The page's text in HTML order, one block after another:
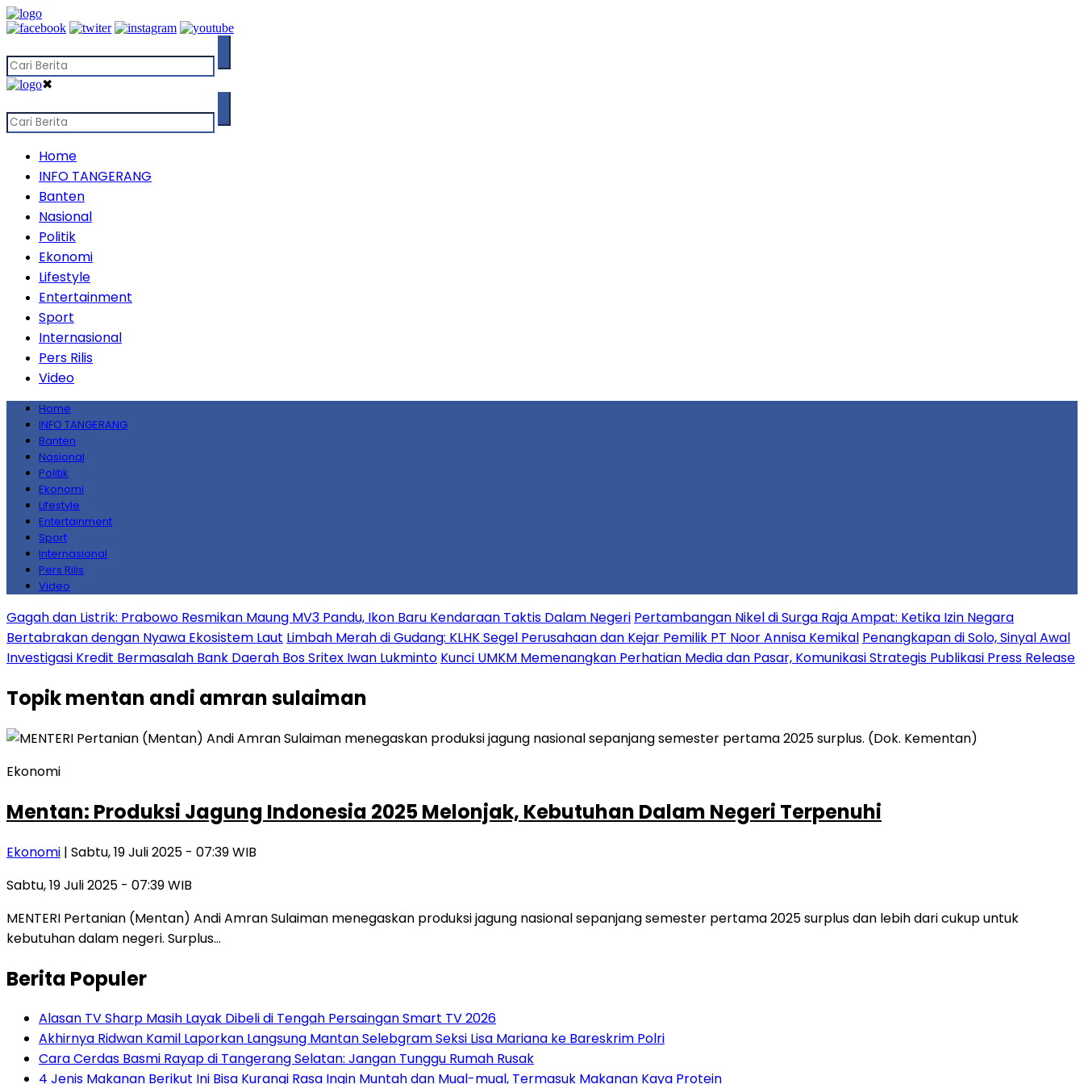
✖
Home
INFO TANGERANG
Banten
Nasional
Politik
Ekonomi
Lifestyle
Entertainment
Sport
Internasional
Pers Rilis
Video
Home
INFO TANGERANG
Banten
Nasional
Politik
Ekonomi
Lifestyle
Entertainment
Sport
Internasional
Pers Rilis
Video
Gagah dan Listrik: Prabowo Resmikan Maung MV3 Pandu, Ikon Baru Kendaraan Taktis Dalam Negeri Pertambangan Nikel di Surga Raja Ampat: Ketika Izin Negara
Bertabrakan dengan Nyawa Ekosistem Laut Limbah Merah di Gudang: KLHK Segel Perusahaan dan Kejar Pemilik PT Noor Annisa Kemikal Penangkapan di Solo, Sinyal Awal
Investigasi Kredit Bermasalah Bank Daerah Bos Sritex Iwan Lukminto Kunci UMKM Memenangkan Perhatian Media dan Pasar, Komunikasi Strategis Publikasi Press Release
Topikmentan andi amran sulaiman
Ekonomi
Mentan: Produksi Jagung Indonesia 2025 Melonjak, Kebutuhan Dalam Negeri Terpenuhi
Ekonomi | Sabtu, 19 Juli 2025 - 07:39 WIB
Sabtu, 19 Juli 2025 - 07:39 WIB
MENTERI Pertanian (Mentan) Andi Amran Sulaiman menegaskan produksi jagung nasional sepanjang semester pertama 2025 surplus dan lebih dari cukup untuk
kebutuhan dalam negeri. Surplus…
Berita Populer
Alasan TV Sharp Masih Layak Dibeli di Tengah Persaingan Smart TV 2026
Akhirnya Ridwan Kamil Laporkan Langsung Mantan Selebgram Seksi Lisa Mariana ke Bareskrim Polri
Cara Cerdas Basmi Rayap di Tangerang Selatan: Jangan Tunggu Rumah Rusak
4 Jenis Makanan Berikut Ini Bisa Kurangi Rasa Ingin Muntah dan Mual-mual, Termasuk Makanan Kaya Protein